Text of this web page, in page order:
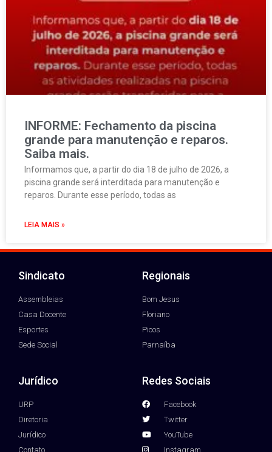
INFORME: Fechamento da piscina
grande para manutenção e reparos.
Saiba mais.
Informamos que, a partir do dia 18 de julho de 2026, a
piscina grande será interditada para manutenção e
reparos. Durante esse período, todas as
LEIA MAIS »
Sindicato
Assembleias
Casa Docente
Esportes
Sede Social
Regionais
Bom Jesus
Floriano
Picos
Parnaíba
Jurídico
URP
Diretoria
Jurídico
Contato
Redes Sociais
Facebook
Twitter
YouTube
Instagram